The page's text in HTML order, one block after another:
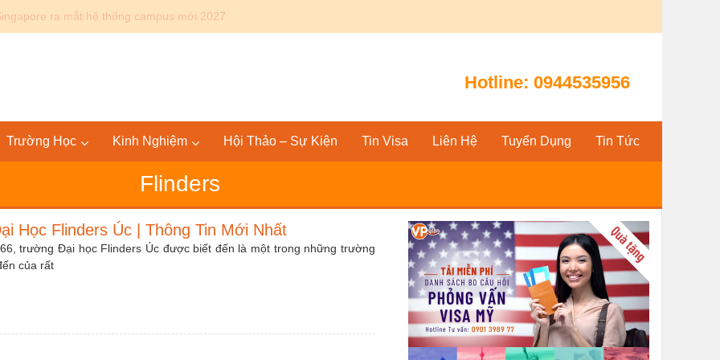
Lộ trình Bác sĩ 4+4 KPU – SGU tại Mỹ và quốc tế
Hotline: 0944535956
Trường Học Kinh Nghiệm Hội Thảo – Sự Kiện Tin Visa Liên Hệ Tuyển Dụng Tin Tức
Flinders
Học Flinders Úc | Thông Tin Mới Nhất
trường Đại học Flinders Úc được biết đến là một trong những trường
của rất